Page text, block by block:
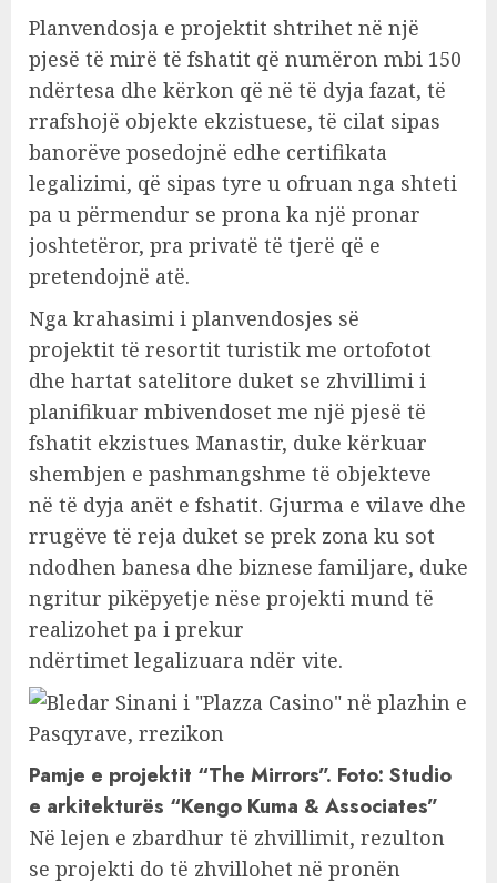
Planvendosja e projektit shtrihet në një
pjesë të mirë të fshatit që numëron mbi 150
ndërtesa dhe kërkon që në të dyja fazat, të
rrafshojë objekte ekzistuese, të cilat sipas
banorëve posedojnë edhe certifikata
legalizimi, që sipas tyre u ofruan nga shteti
pa u përmendur se prona ka një pronar
joshtetëror, pra privatë të tjerë që e
pretendojnë atë.
Nga krahasimi i planvendosjes së
projektit të resortit turistik me ortofotot
dhe hartat satelitore duket se zhvillimi i
planifikuar mbivendoset me një pjesë të
fshatit ekzistues Manastir, duke kërkuar
shembjen e pashmangshme të objekteve
në të dyja anët e fshatit. Gjurma e vilave dhe
rrugëve të reja duket se prek zona ku sot
ndodhen banesa dhe biznese familjare, duke
ngritur pikëpyetje nëse projekti mund të
realizohet pa i prekur
ndërtimet legalizuara ndër vite.
Pamje e projektit “The Mirrors”. Foto: Studio
e arkitekturës “Kengo Kuma & Associates”
Në lejen e zbardhur të zhvillimit, rezulton
se projekti do të zhvillohet në pronën